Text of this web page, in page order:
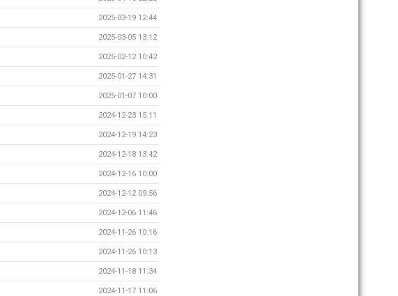
2025-03-19 12:44
2025-03-05 13:12
2025-02-12 10:42
2025-01-27 14:31
2025-01-07 10:00
2024-12-23 15:11
2024-12-19 14:23
2024-12-18 13:42
2024-12-16 10:00
2024-12-12 09:56
2024-12-06 11:46
2024-11-26 10:16
2024-11-26 10:13
2024-11-18 11:34
2024-11-17 11:06